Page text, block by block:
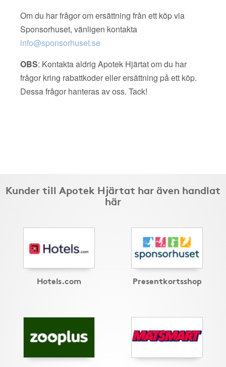
Om du har frågor om ersättning från ett köp via
Sponsorhuset, vänligen kontakta
info@sponsorhuset.se
OBS: Kontakta aldrig Apotek Hjärtat om du har
frågor kring rabattkoder eller ersättning på ett köp.
Dessa frågor hanteras av oss. Tack!
Kunder till Apotek Hjärtat har även handlat
här
Hotels.com Presentkortsshop